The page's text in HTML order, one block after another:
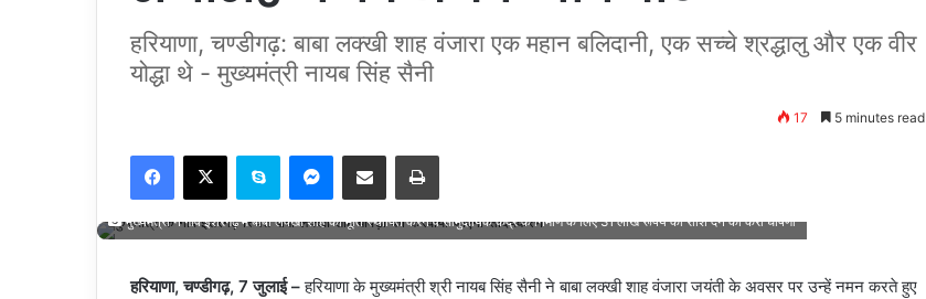
हरियाणा, चण्डीगढ़: बाबा लक्खी शाह वंजारा एक महान बलिदानी, एक सच्चे श्रद्धालु और एक वीर
योद्धा थे - मुख्यमंत्री नायब सिंह सैनी
17 5 minutes read
Facebook
X Skype Messenger
Share via Email Print
मुख्यमंत्री ने गावं ईशरगढ़ में बाबा लक्खी शाह की मूर्ति स्थापित करने व सामुदायिक केंद्र के निर्माण के लिए 31 लाख रूपये की राशि देने की करी घोषणा
हरियाणा, चण्डीगढ़, 7 जुलाई –हरियाणा के मुख्यमंत्री श्री नायब सिंह सैनी ने बाबा लक्खी शाह वंजारा जयंती के अवसर पर उन्हें नमन करते हुए